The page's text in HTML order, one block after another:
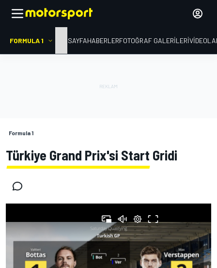
FORMULA 1 ANA SAYFAHABERLERFOTOĞRAF GALERILERI
Formula 1
Türkiye Grand Prix'si Start Gridi